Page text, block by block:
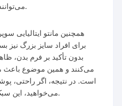
می‌توانند از این مدل استفاده کنند.
همچنین مانتو ایتالیایی
برای افراد سایز بزرگ نیز
بدون تأکید بر فرم بدن،
می‌کنند و همین موضوع باعث
است. در نتیجه، اگر راحتی،
می‌خواهید، این سبک یک انتخاب ایده‌آل است.